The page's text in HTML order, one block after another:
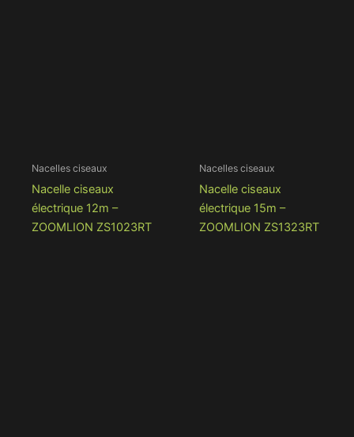
Nacelles ciseaux
Nacelle ciseaux
électrique 12m –
ZOOMLION ZS1023RT
Nacelles ciseaux
Nacelle ciseaux
électrique 15m –
ZOOMLION ZS1323RT